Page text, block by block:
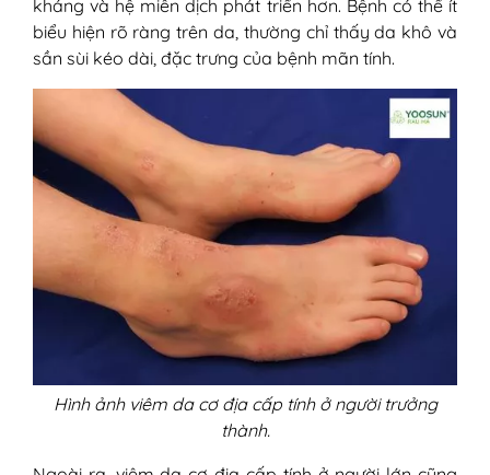
kháng và hệ miễn dịch phát triển hơn. Bệnh có thể ít
biểu hiện rõ ràng trên da, thường chỉ thấy da khô và
sần sùi kéo dài, đặc trưng của bệnh mãn tính.
Hình ảnh viêm da cơ địa cấp tính ở người trưởng
thành.